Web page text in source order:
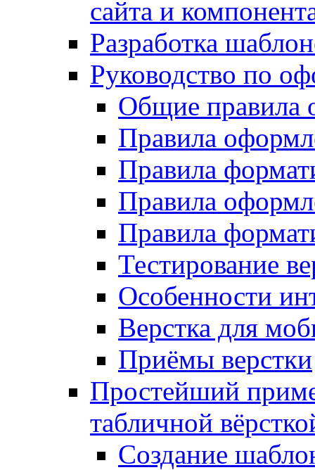
сайта и
Разработка
Руководство по
Общие правила
Правила
Правила
Правила
Правила
Тестирование
Особенности
Верстка для
Приёмы верстки
Простейший
табличной
Создание